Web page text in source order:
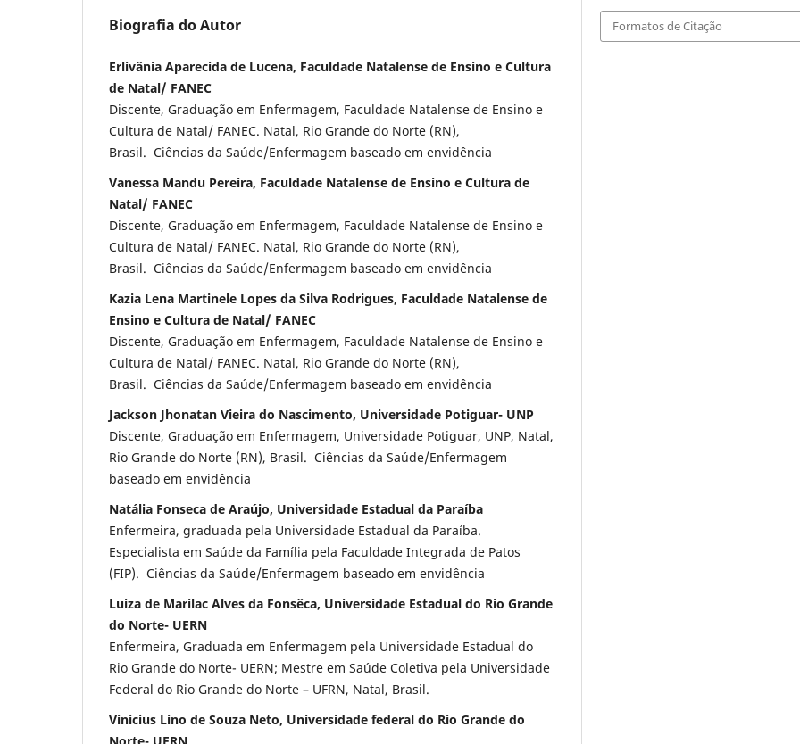
Biografia do Autor
Erlivânia Aparecida de Lucena, Faculdade Natalense de Ensino e Cultura
de Natal/ FANEC
Discente, Graduação em Enfermagem, Faculdade Natalense de Ensino e
Cultura de Natal/ FANEC. Natal, Rio Grande do Norte (RN),
Brasil. Ciências da Saúde/Enfermagem baseado em envidência
Vanessa Mandu Pereira, Faculdade Natalense de Ensino e Cultura de
Natal/ FANEC
Discente, Graduação em Enfermagem, Faculdade Natalense de Ensino e
Cultura de Natal/ FANEC. Natal, Rio Grande do Norte (RN),
Brasil. Ciências da Saúde/Enfermagem baseado em envidência
Kazia Lena Martinele Lopes da Silva Rodrigues, Faculdade Natalense de
Ensino e Cultura de Natal/ FANEC
Discente, Graduação em Enfermagem, Faculdade Natalense de Ensino e
Cultura de Natal/ FANEC. Natal, Rio Grande do Norte (RN),
Brasil. Ciências da Saúde/Enfermagem baseado em envidência
Jackson Jhonatan Vieira do Nascimento, Universidade Potiguar- UNP
Discente, Graduação em Enfermagem, Universidade Potiguar, UNP, Natal,
Rio Grande do Norte (RN), Brasil. Ciências da Saúde/Enfermagem
baseado em envidência
Natália Fonseca de Araújo, Universidade Estadual da Paraíba
Enfermeira, graduada pela Universidade Estadual da Paraíba.
Especialista em Saúde da Família pela Faculdade Integrada de Patos
(FIP). Ciências da Saúde/Enfermagem baseado em envidência
Luiza de Marilac Alves da Fonsêca, Universidade Estadual do Rio Grande
do Norte- UERN
Enfermeira, Graduada em Enfermagem pela Universidade Estadual do
Rio Grande do Norte- UERN; Mestre em Saúde Coletiva pela Universidade
Federal do Rio Grande do Norte – UFRN, Natal, Brasil.
Vinicius Lino de Souza Neto, Universidade federal do Rio Grande do
Formatos de Citação